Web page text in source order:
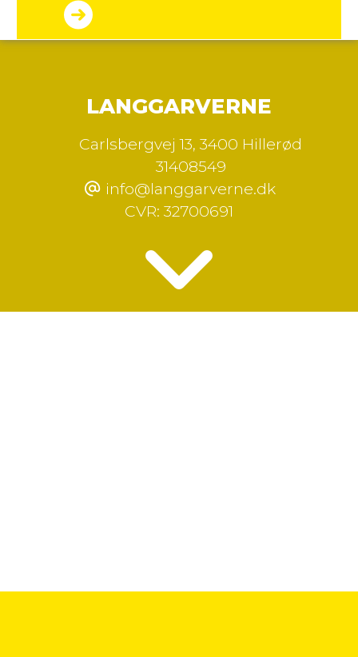
LANGGARVERNE
Carlsbergvej 13, 3400 Hillerød
31408549
info@langgarverne.dk
CVR: 32700691